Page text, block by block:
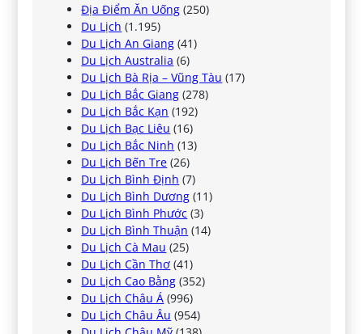
Địa Điểm Ăn Uống (250)
Du Lịch (1.195)
Du Lịch An Giang (41)
Du Lịch Australia (6)
Du Lịch Bà Rịa – Vũng Tàu (17)
Du Lịch Bắc Giang (278)
Du Lịch Bắc Kạn (192)
Du Lịch Bạc Liêu (16)
Du Lịch Bắc Ninh (13)
Du Lịch Bến Tre (26)
Du Lịch Bình Định (7)
Du Lịch Bình Dương (11)
Du Lịch Bình Phước (3)
Du Lịch Bình Thuận (14)
Du Lịch Cà Mau (25)
Du Lịch Cần Thơ (41)
Du Lịch Cao Bằng (352)
Du Lịch Châu Á (996)
Du Lịch Châu Âu (954)